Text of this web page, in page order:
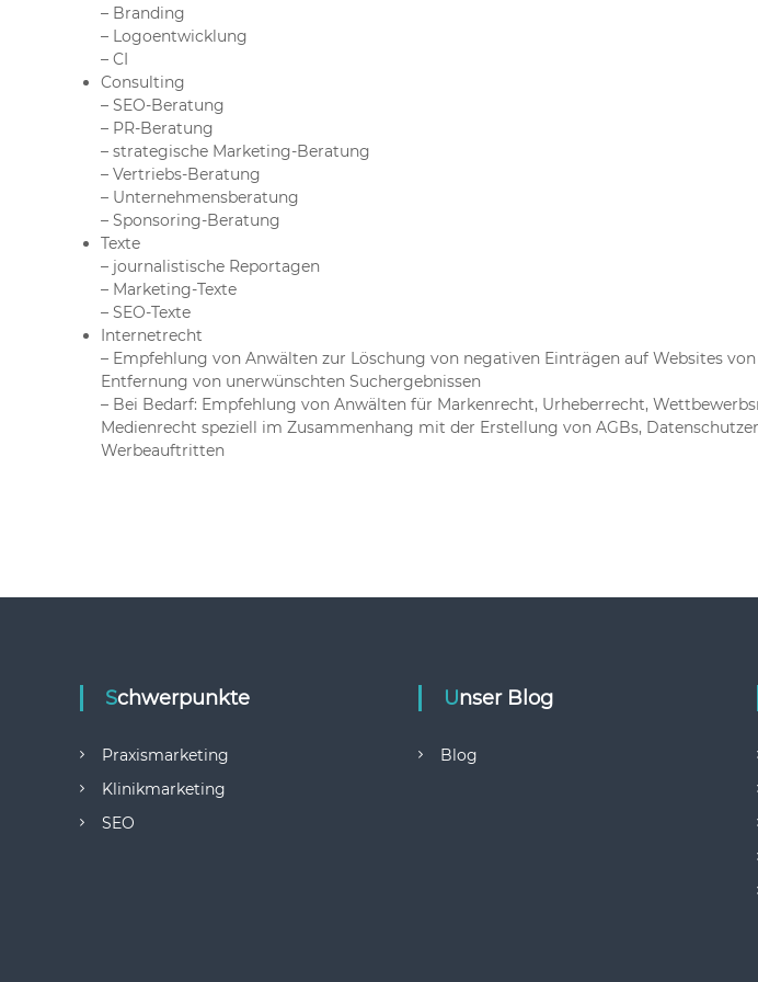
– Branding
– Logoentwicklung
– CI
Consulting
– SEO-Beratung
– PR-Beratung
– strategische Marketing-Beratung
– Vertriebs-Beratung
– Unternehmensberatung
– Sponsoring-Beratung
Texte
– journalistische Reportagen
– Marketing-Texte
– SEO-Texte
Internetrecht
– Empfehlung von Anwälten zur Löschung von negativen Einträgen auf Websites
Entfernung von unerwünschten Suchergebnissen
– Bei Bedarf: Empfehlung von Anwälten für Markenrecht, Urheberrecht,
Medienrecht speziell im Zusammenhang mit der Erstellung von AGBs,
Werbeauftritten
Schwerpunkte
Praxismarketing
Klinikmarketing
SEO
Unser Blog
Blog